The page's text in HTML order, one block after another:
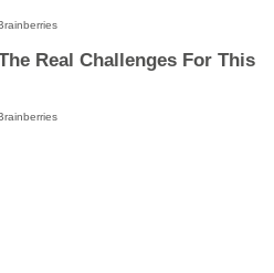
Real Challenges For This